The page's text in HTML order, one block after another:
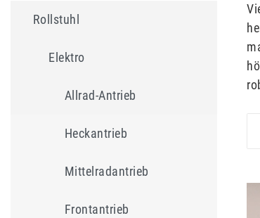
Rollstuhl
Elektro
Allrad-Antrieb
Heckantrieb
Mittelradantrieb
Frontantrieb